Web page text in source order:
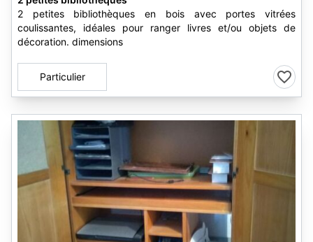
2 petites bibliothèques en bois avec portes vitrées
coulissantes, idéales pour ranger livres et/ou objets de
décoration. dimensions
Particulier